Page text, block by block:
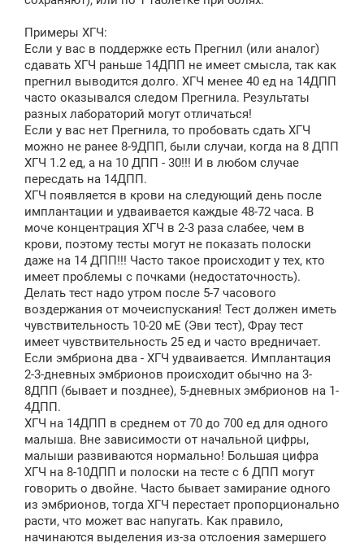
Примеры ХГЧ:
Если у вас в поддержке есть Прегнил (или аналог)
сдавать ХГЧ раньше 14ДПП не имеет смысла, так как
прегнил выводится долго. ХГЧ менее 40 ед на 14ДПП
часто оказывался следом Прегнила. Результаты
разных лабораторий могут отличаться!
Если у вас нет Прегнила, то пробовать сдать ХГЧ
можно не ранее 8-9ДПП, были случаи, когда на 8 ДПП
ХГЧ 1.2 ед, а на 10 ДПП - 30!!! И в любом случае
пересдать на 14ДПП.
ХГЧ появляется в крови на следующий день после
имплантации и удваивается каждые 48-72 часа. В
моче концентрация ХГЧ в 2-3 раза слабее, чем в
крови, поэтому тесты могут не показать полоски
даже на 14 ДПП!!! Часто такое происходит у тех, кто
имеет проблемы с почками (недостаточность).
Делать тест надо утром после 5-7 часового
воздержания от мочеиспускания! Тест должен иметь
чувствительность 10-20 мЕ (Эви тест), Фрау тест
имеет чувствительность 25 ед и часто вредничает.
Если эмбриона два - ХГЧ удваивается. Имплантация
2-3-дневных эмбрионов происходит обычно на 3-
8ДПП (бывает и позднее), 5-дневных эмбрионов на 1-
4ДПП.
ХГЧ на 14ДПП в среднем от 70 до 700 ед для одного
малыша. Вне зависимости от начальной цифры,
малыши развиваются нормально! Большая цифра
ХГЧ на 8-10ДПП и полоски на тесте с 6 ДПП могут
говорить о двойне. Часто бывает замирание одного
из эмбрионов, тогда ХГЧ перестает пропорционально
расти, что может вас напугать. Как правило,
начинаются выделения из-за отслоения замершего